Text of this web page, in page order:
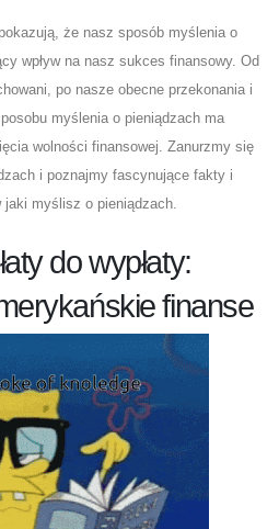
że nasz sposób myślenia o
wpływ na nasz sukces finansowy. Od
po nasze obecne przekonania i
myślenia o pieniądzach ma
wolności finansowej. Zanurzmy się
i poznajmy fascynujące fakty i
jaki myślisz o pieniądzach.
do wypłaty:
finanse